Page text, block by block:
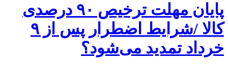
پایان مهلت ترخیص ۹۰ درصدی
کالا /شرایط اضطرار پس از ۹
خرداد تمدید می‌شود؟